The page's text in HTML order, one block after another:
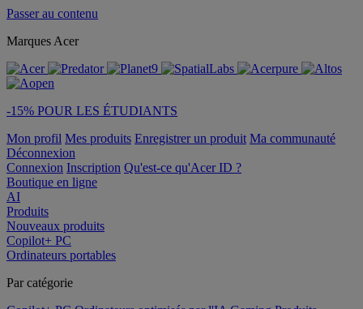
Passer au contenu
Marques Acer
-15% POUR LES ÉTUDIANTS
Mon profil Mes produits Enregistrer un produit Ma communauté
Déconnexion
Connexion Inscription Qu'est-ce qu'Acer ID ?
Boutique en ligne
AI
Produits
Nouveaux produits
Copilot+ PC
Ordinateurs portables
Par catégorie